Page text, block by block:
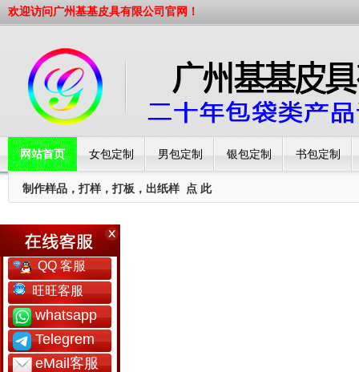
欢迎访问广州基基皮具有限公司官网！
网站首页 女包定制 男包定制 银包定制 书包定制
工厂简介
制作样品，打样，打板，出纸样 点 此
QQ 客服
旺旺客服
whatsapp
Telegrem
eMail客服